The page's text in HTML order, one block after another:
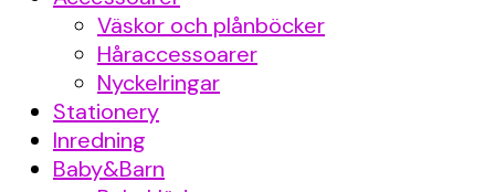
Väskor och plånböcker
Håraccessoarer
Nyckelringar
Stationery
Inredning
Baby&Barn